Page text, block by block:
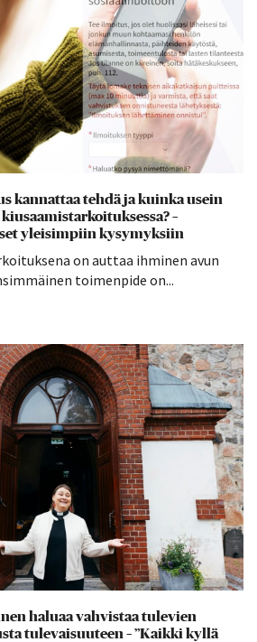
kannattaa tehdä ja kuinka usein
–
yleisimpiin kysymyksiin
on auttaa ihminen avun
toimenpide on...
haluaa vahvistaa tulevien
tulevaisuuteen – ”Kaikki kyllä